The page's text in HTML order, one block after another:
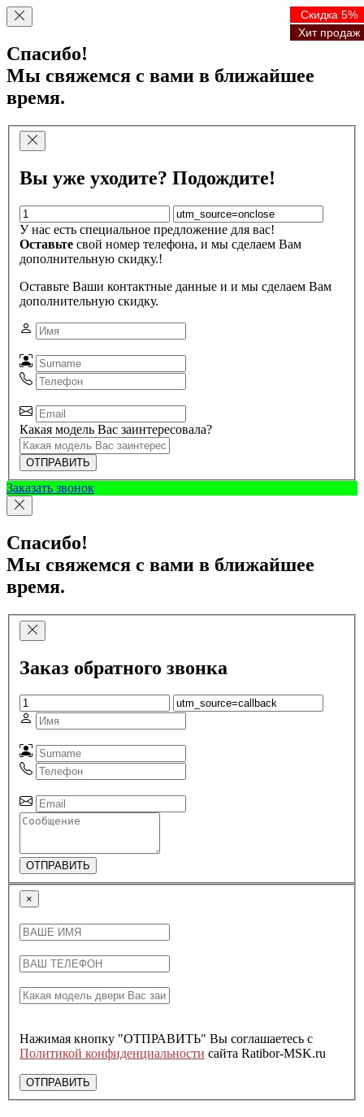
Спасибо!
Мы свяжемся с вами в ближайшее
время.
Вы уже уходите? Подождите!
У нас есть специальное предложение для вас!
Оставьте свой номер телефона, и мы сделаем Вам
дополнительную скидку.!
Оставьте Ваши контактные данные и и мы сделаем Вам
дополнительную скидку.
Какая модель Вас заинтересовала?
ОТПРАВИТЬ
Заказать звонок
Спасибо!
Мы свяжемся с вами в ближайшее
время.
Заказ обратного звонка
ОТПРАВИТЬ
×
Нажимая кнопку "ОТПРАВИТЬ" Вы соглашаетесь с
Политикой конфиденциальности сайта Ratibor-MSK.ru
ОТПРАВИТЬ
Скидка 5%
Хит продаж
Скидка 5%
Хит продаж
Скидка 5%
Хит продаж
Скидка 5%
Хит продаж